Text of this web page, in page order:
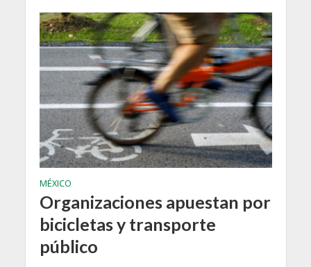
MÉXICO
Organizaciones apuestan por
bicicletas y transporte
público